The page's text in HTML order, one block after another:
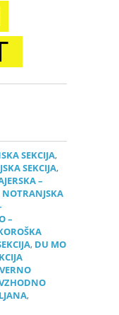
SEKCIJA,
SEKCIJA,
–
–
, DU MO
,